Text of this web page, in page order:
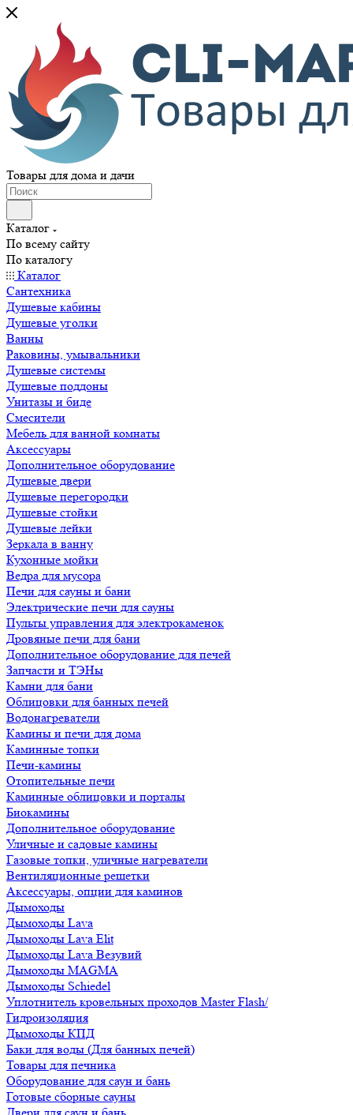
Товары для дома и дачи
Каталог
По всему сайту
По каталогу
Каталог
Сантехника
Душевые кабины
Душевые уголки
Ванны
Раковины, умывальники
Душевые системы
Душевые поддоны
Унитазы и биде
Смесители
Мебель для ванной комнаты
Аксессуары
Дополнительное оборудование
Душевые двери
Душевые перегородки
Душевые стойки
Душевые лейки
Зеркала в ванну
Кухонные мойки
Ведра для мусора
Печи для сауны и бани
Электрические печи для сауны
Пульты управления для электрокаменок
Дровяные печи для бани
Дополнительное оборудование для печей
Запчасти и ТЭНы
Камни для бани
Облицовки для банных печей
Водонагреватели
Камины и печи для дома
Каминные топки
Печи-камины
Отопительные печи
Каминные облицовки и порталы
Биокамины
Дополнительное оборудование
Уличные и садовые камины
Газовые топки, уличные нагреватели
Вентиляционные решетки
Аксессуары, опции для каминов
Дымоходы
Дымоходы Lava
Дымоходы Lava Elit
Дымоходы Lava Везувий
Дымоходы MAGMA
Дымоходы Schiedel
Уплотнитель кровельных проходов Master Flash/
Гидроизоляция
Дымоходы КПД
Баки для воды (Для банных печей)
Товары для печника
Оборудование для саун и бань
Готовые сборные сауны